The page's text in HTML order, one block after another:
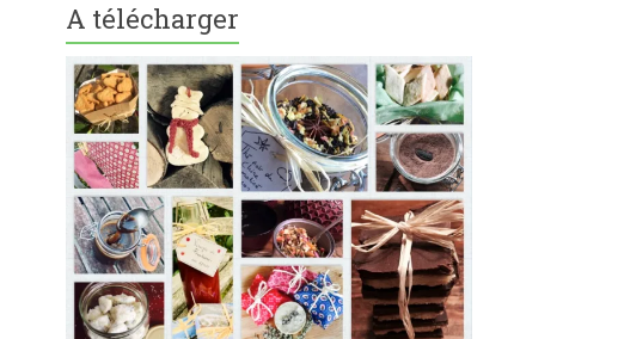
A télécharger